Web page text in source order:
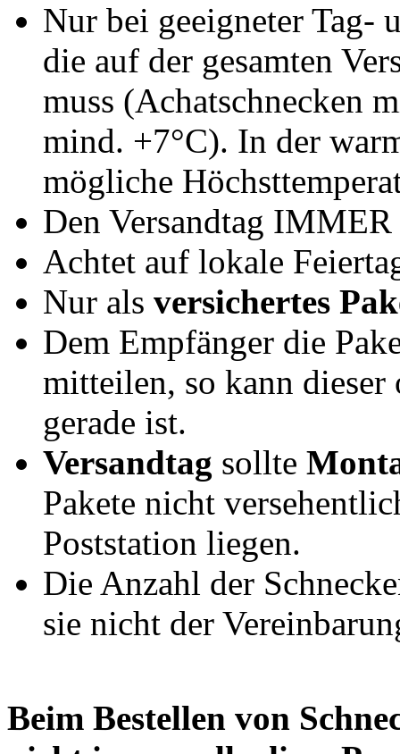
Nur bei geeigneter Tag-
die auf der gesamten
muss (Achatschnecken
mind. +7°C). In der
mögliche
Den Versandtag
Achtet auf lokale
Nur als versichertes
Dem Empfänger die
mitteilen, so kann
gerade ist.
Versandtag sollte
Pakete nicht
Poststation liegen.
Die Anzahl der
sie nicht der
Beim Bestellen von